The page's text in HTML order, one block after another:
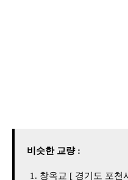
비슷한 교량 :
창옥교 [ 경기도 포천